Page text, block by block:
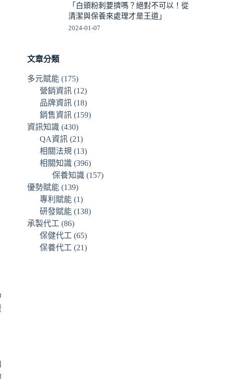
「白頭粉刺要擠嗎？絕對不可以！從
清潔與保養來處理才是王道」
2024-01-07
文章分類
多元賦能 (175)
營銷資訊 (12)
品牌資訊 (18)
銷售資訊 (159)
資訊知識 (430)
QA資訊 (21)
相關法規 (13)
相關知識 (396)
保養知識 (157)
優勢賦能 (139)
專利賦能 (1)
研發賦能 (138)
承製代工 (86)
保健代工 (65)
保養代工 (21)